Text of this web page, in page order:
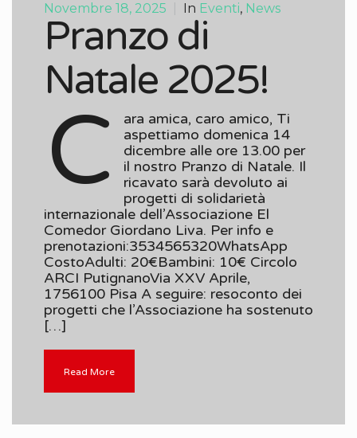
Novembre 18, 2025 In Eventi, News
Pranzo di
Natale 2025!
C
ara amica, caro amico, Ti
aspettiamo domenica 14
dicembre alle ore 13.00 per
il nostro Pranzo di Natale. Il
ricavato sarà devoluto ai
progetti di solidarietà
internazionale dell’Associazione El
Comedor Giordano Liva. Per info e
prenotazioni:3534565320WhatsApp
CostoAdulti: 20€Bambini: 10€ Circolo
ARCI PutignanoVia XXV Aprile,
1756100 Pisa A seguire: resoconto dei
progetti che l’Associazione ha sostenuto
[…]
Read More